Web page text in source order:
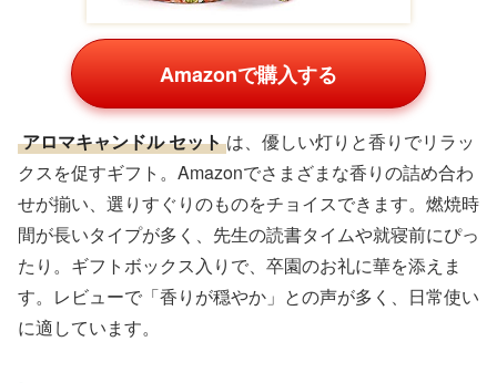
Amazonで購入する
アロマキャンドル セット は、優しい灯りと香りでリラッ
クスを促すギフト。Amazonでさまざまな香りの詰め合わ
せが揃い、選りすぐりのものをチョイスできます。燃焼時
間が長いタイプが多く、先生の読書タイムや就寝前にぴっ
たり。ギフトボックス入りで、卒園のお礼に華を添えま
す。レビューで「香りが穏やか」との声が多く、日常使い
に適しています。